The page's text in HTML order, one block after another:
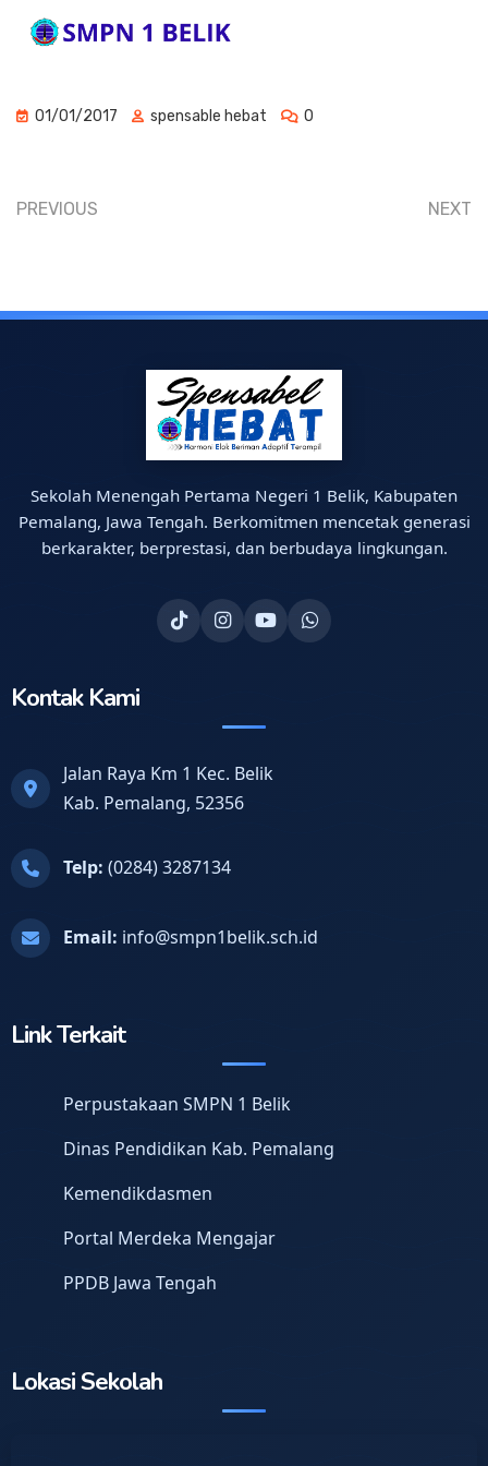
01/01/2017 spensable hebat 0
PREVIOUS NEXT
Sekolah Menengah Pertama Negeri 1 Belik, Kabupaten
Pemalang, Jawa Tengah. Berkomitmen mencetak generasi
berkarakter, berprestasi, dan berbudaya lingkungan.
Kontak Kami
Jalan Raya Km 1 Kec. Belik
Kab. Pemalang, 52356
Telp: (0284) 3287134
Email: info@smpn1belik.sch.id
Link Terkait
Perpustakaan SMPN 1 Belik
Dinas Pendidikan Kab. Pemalang
Kemendikdasmen
Portal Merdeka Mengajar
PPDB Jawa Tengah
Lokasi Sekolah